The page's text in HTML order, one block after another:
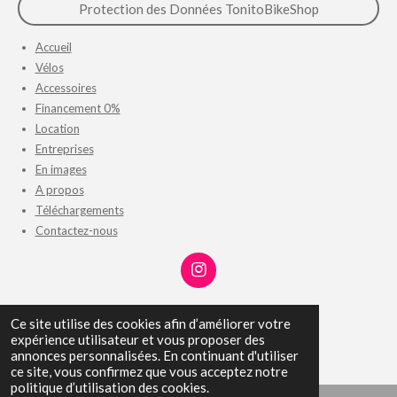
Ce site utilise des cookies afin d’améliorer votre
expérience utilisateur et vous proposer des
annonces personnalisées. En continuant d'utiliser
ce site, vous confirmez que vous acceptez notre
politique d’utilisation des cookies.
Protection des Données TonitoBikeShop
Accueil
Vélos
Accessoires
Financement 0%
Location
Entreprises
En images
A propos
Téléchargements
Contactez-nous
I
n
s
t
a
g
r
a
P
a
t
a
g
P
a
r
t
a
g
P
a
r
t
a
g
É
p
i
n
g
P
a
r
t
a
© 2023 - 2026 TonitoBikeShop